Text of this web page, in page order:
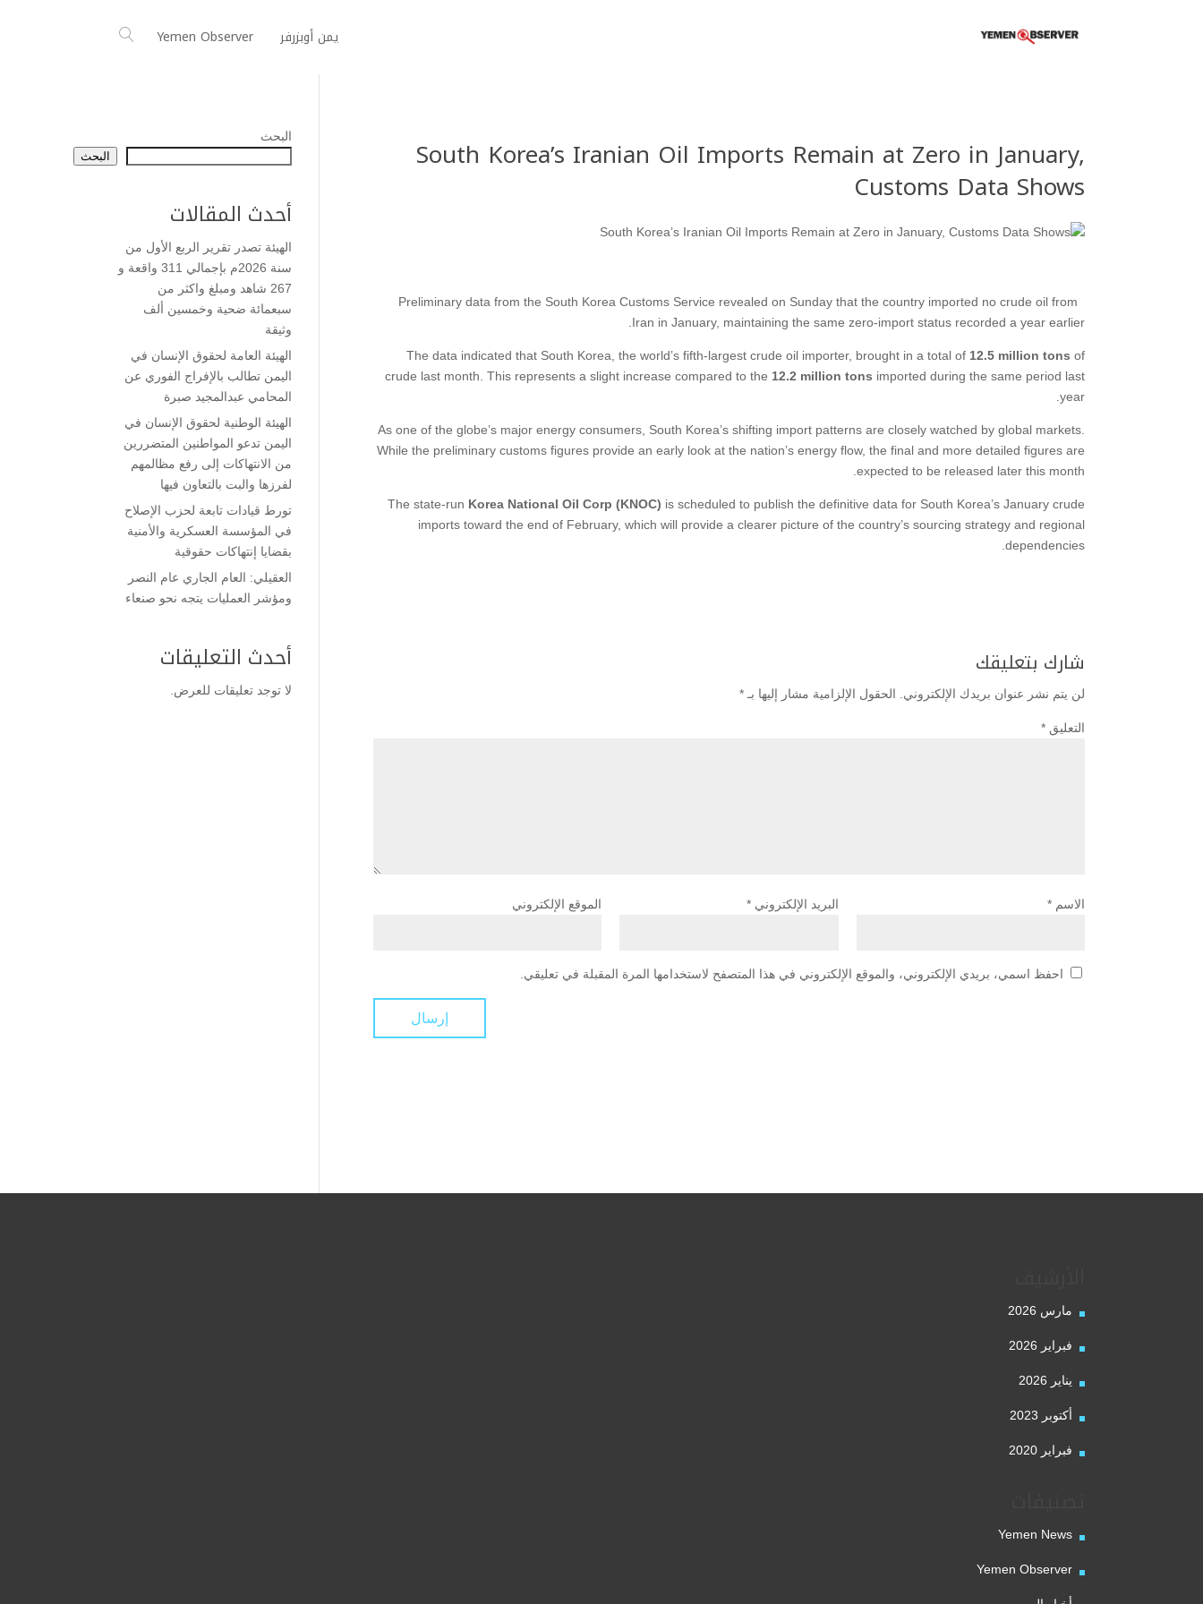
يمن أوبزرفر Yemen Observer
South Korea’s Iranian Oil Imports Remain at Zero in January,
Customs Data Shows
Preliminary data from the South Korea Customs Service revealed on Sunday that the country imported no crude oil from
Iran in January, maintaining the same zero-import status recorded a year earlier.
The data indicated that South Korea, the world’s fifth-largest crude oil importer, brought in a total of 12.5 million tons of
crude last month. This represents a slight increase compared to the 12.2 million tons imported during the same period last
year.
As one of the globe’s major energy consumers, South Korea’s shifting import patterns are closely watched by global markets.
While the preliminary customs figures provide an early look at the nation’s energy flow, the final and more detailed figures are
expected to be released later this month.
The state-run Korea National Oil Corp (KNOC) is scheduled to publish the definitive data for South Korea’s January crude
imports toward the end of February, which will provide a clearer picture of the country’s sourcing strategy and regional
dependencies.
شارك بتعليقك
لن يتم نشر عنوان بريدك الإلكتروني. الحقول الإلزامية مشار إليها بـ *
التعليق *
الاسم * البريد الإلكتروني * الموقع الإلكتروني
احفظ اسمي، بريدي الإلكتروني، والموقع الإلكتروني في هذا المتصفح لاستخدامها المرة المقبلة في تعليقي.
البحث
البحث
أحدث المقالات
الهيئة تصدر تقرير الربع الأول من
سنة 2026م بإجمالي 311 واقعة و
267 شاهد ومبلغ واكثر من
سبعمائة ضحية وخمسين ألف
وثيقة
الهيئة العامة لحقوق الإنسان في
اليمن تطالب بالإفراج الفوري عن
المحامي عبدالمجيد صبرة
الهيئة الوطنية لحقوق الإنسان في
اليمن تدعو المواطنين المتضررين
من الانتهاكات إلى رفع مظالمهم
لفرزها والبت بالتعاون فيها
تورط قيادات تابعة لحزب الإصلاح
في المؤسسة العسكرية والأمنية
بقضايا إنتهاكات حقوقية
العقيلي: العام الجاري عام النصر
ومؤشر العمليات يتجه نحو صنعاء
أحدث التعليقات
لا توجد تعليقات للعرض.
مارس 2026
فبراير 2026
يناير 2026
أكتوبر 2023
فبراير 2020
Yemen News
Yemen Observer